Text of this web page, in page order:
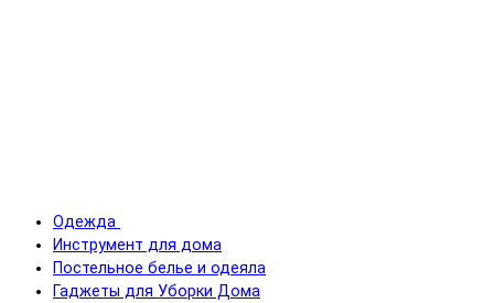
Одежда
Инструмент для дома
Постельное белье и одеяла
Гаджеты для Уборки Дома